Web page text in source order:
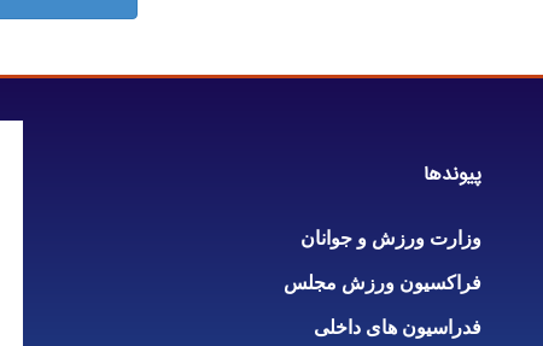
پیوندها
وزارت ورزش و جوانان
فراکسیون ورزش مجلس
فدراسیون های داخلی